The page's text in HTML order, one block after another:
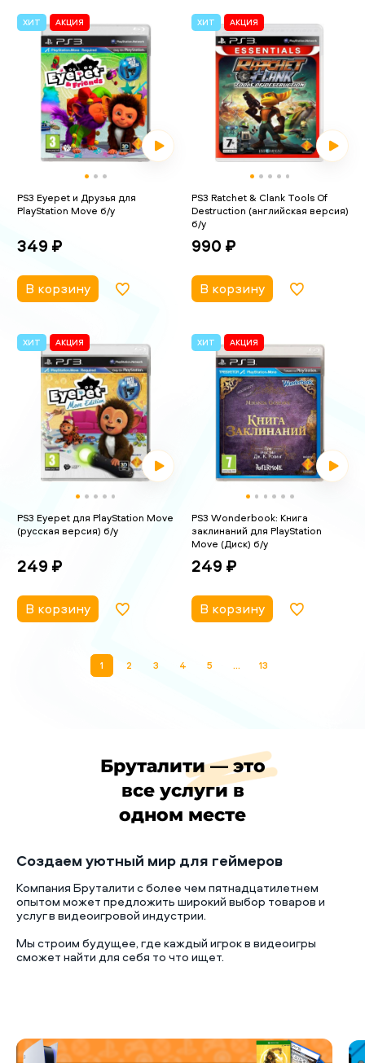
ХИТ АКЦИЯ
PS3 Eyepet и Друзья для
PlayStation Move б/у
349 ₽
В корзину
ХИТ АКЦИЯ
PS3 Ratchet & Clank Tools Of
Destruction (английская версия)
б/у
990 ₽
В корзину
ХИТ АКЦИЯ
PS3 Eyepet для PlayStation Move
(русская версия) б/у
249 ₽
В корзину
ХИТ АКЦИЯ
PS3 Wonderbook: Книга
заклинаний для PlayStation
Move (Диск) б/у
249 ₽
В корзину
1 2 3 4 5 ... 13
Бруталити — это
все услуги в
одном месте
Создаем уютный мир для геймеров
Компания Бруталити с более чем пятнадцатилетнем
опытом может предложить широкий выбор товаров и
услуг в видеоигровой индустрии.
Мы строим будущее, где каждый игрок в видеоигры
сможет найти для себя то что ищет.